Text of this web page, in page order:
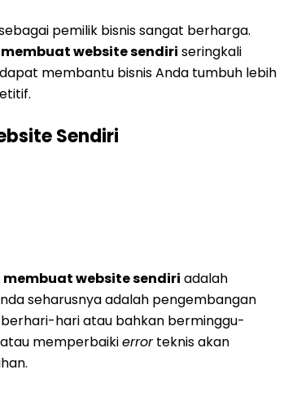
pemilik bisnis sangat berharga.
membuat website sendiri seringkali
membantu bisnis Anda tumbuh lebih
Sendiri
membuat website sendiri adalah
seharusnya adalah pengembangan
hari atau bahkan berminggu-
memperbaikierrorteknis akan